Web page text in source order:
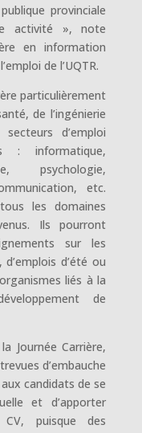
provinciale
activité », note
en information
de l’UQTR.
particulièrement
de l’ingénierie
d’emploi
: informatique,
psychologie,
etc.
les domaines
Ils pourront
sur les
d’été ou
liés à la
de
Journée Carrière,
d’embauche
candidats de se
et d’apporter
puisque des